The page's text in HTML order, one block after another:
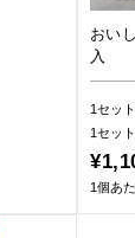
おい
入
1セッ
1セッ
1個あ